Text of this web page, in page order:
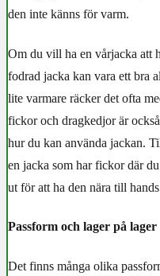
den inte känns för varm.
Om du vill ha en vårjacka att
fodrad jacka kan vara ett bra
lite varmare räcker det ofta
fickor och dragkedjor är
hur du kan använda jackan.
en jacka som har fickor där
ut för att ha den nära till
Passform och lager på lager
Det finns många olika